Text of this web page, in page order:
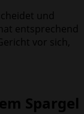
und
entsprechend
vor sich,
Spargel